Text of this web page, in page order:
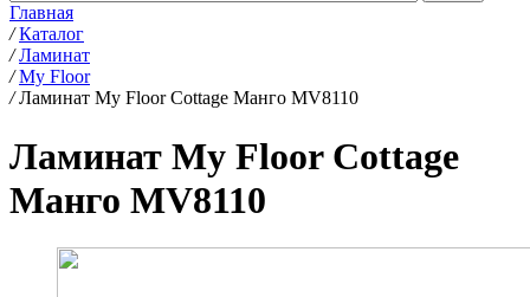
Главная
/ Каталог
/ Ламинат
/ My Floor
/ Ламинат My Floor Cottage Манго MV8110
Ламинат My Floor Cottage
Манго MV8110